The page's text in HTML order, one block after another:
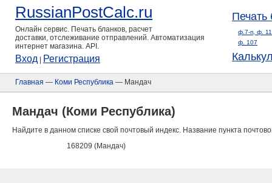
RussianPostCalc.ru
Онлайн сервис. Печать бланков, расчет
доставки, отслеживание отправлений. Автоматизация
интернет магазина. API.
Вход Регистрация
Печать
ф.7-п, ф.
ф. 107
Главная — Коми Республика — Мандач
Мандач (Коми Республика)
Найдите в данном списке свой почтовый индекс. Название пункта
168209 (Мандач)